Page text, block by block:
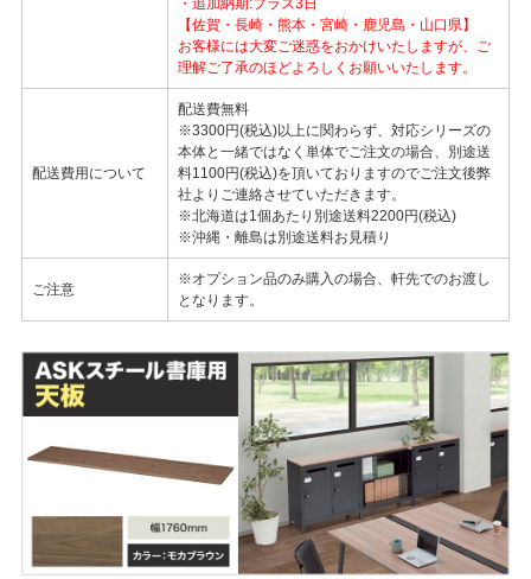
・追加納期:プラス3日
【佐賀・長崎・熊本・宮崎・鹿児島・山口県】
お客様には大変ご迷惑をおかけいたしますが、ご
理解ご了承のほどよろしくお願いいたします。
配送費用について
配送費無料
※3300円(税込)以上に関わらず、対応シリーズの
本体と一緒ではなく単体でご注文の場合、別途送
料1100円(税込)を頂いておりますのでご注文後弊
社よりご連絡させていただきます。
※北海道は1個あたり別途送料2200円(税込)
※沖縄・離島は別途送料お見積り
ご注意
※オプション品のみ購入の場合、軒先でのお渡し
となります。